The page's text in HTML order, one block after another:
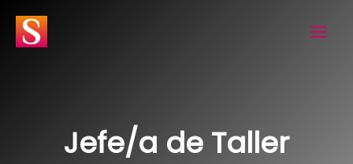
contenido
Jefe/a de Taller